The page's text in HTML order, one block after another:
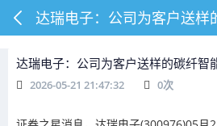
达瑞电子：公司为客户送样的碳纤智
2026-05-21 21:47:32 0次